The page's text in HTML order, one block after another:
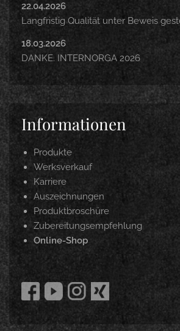
22.04.2026
Langfristig Qualität unter Beweis
18.03.2026
DANKE. INTERNORGA 2026
Informationen
Produkte
Werksverkauf
Karriere
Auszeichnungen
Produktbroschüre
Zubereitungsempfehlung
Online-Shop